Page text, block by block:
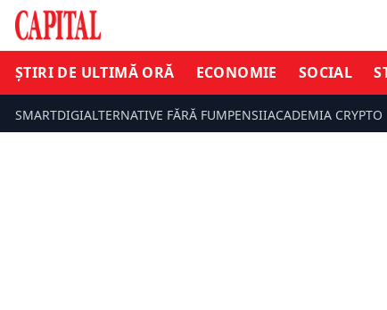
ȘTIRI DE ULTIMĂ ORĂ ECONOMIE SOCIAL
SMARTDIGIALTERNATIVE FĂRĂ FUMPENSIIACADEMIA CRYPTO